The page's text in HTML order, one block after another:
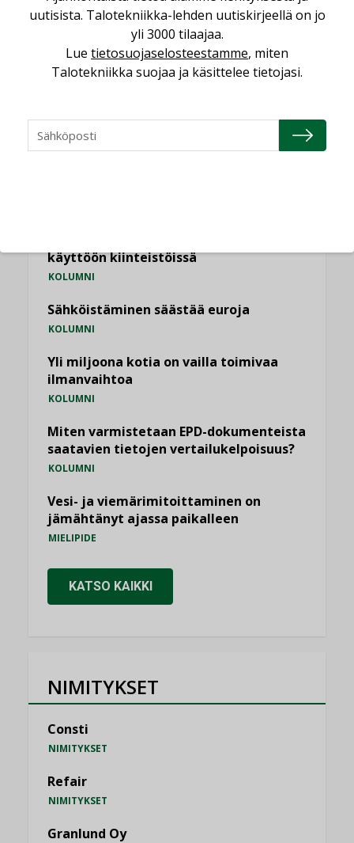
Kaivamattomat menetelmät
vakiinnuttavat asemansa taloyhtiöissä
LEHDEN ARTIKKELIT,TILAAJILLE
käyttöön kiinteistöissä
KOLUMNI
Sähköistäminen säästää euroja
KOLUMNI
Yli miljoona kotia on vailla toimivaa
ilmanvaihtoa
KOLUMNI
Miten varmistetaan EPD-dokumenteista
saatavien tietojen vertailukelpoisuus?
KOLUMNI
Vesi- ja viemärimitoittaminen on
jämähtänyt ajassa paikalleen
MIELIPIDE
KATSO KAIKKI
NIMITYKSET
Consti
NIMITYKSET
Refair
NIMITYKSET
Granlund Oy
uutisista. Talotekniikka-lehden uutiskirjeellä on jo
yli 3000 tilaajaa.
Lue tietosuojaselosteestamme, miten
Talotekniikka suojaa ja käsittelee tietojasi.